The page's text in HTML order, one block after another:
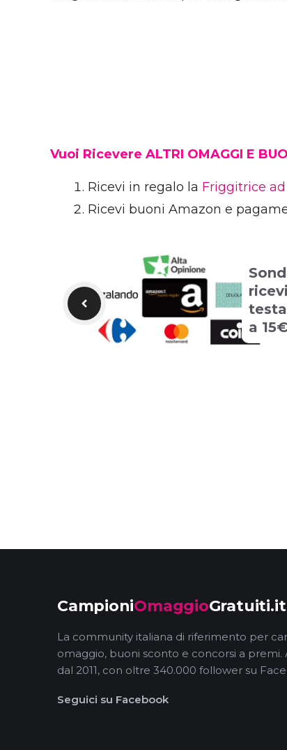
Vuoi Ricevere ALTRI OMAGGI E
Ricevi in regalo la Friggitrice
Ricevi buoni Amazon e
a
CampioniOmaggioGratuiti.it
La community italiana di riferimento per
omaggio, buoni sconto e concorsi a premi.
dal 2011, con oltre 340.000 follower su
Seguici su Facebook